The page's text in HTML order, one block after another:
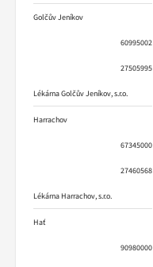
Golčův Jeníkov
60995002
27505995
Lékárna Golčův Jeníkov, s.r.o.
Harrachov
67345000
27460568
Lékárna Harrachov, s.r.o.
Hať
90980000